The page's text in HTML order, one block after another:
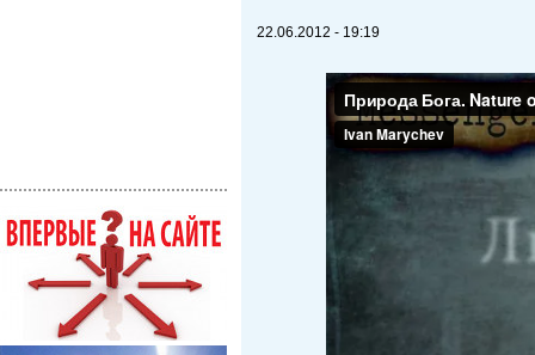
22.06.2012 - 19:19